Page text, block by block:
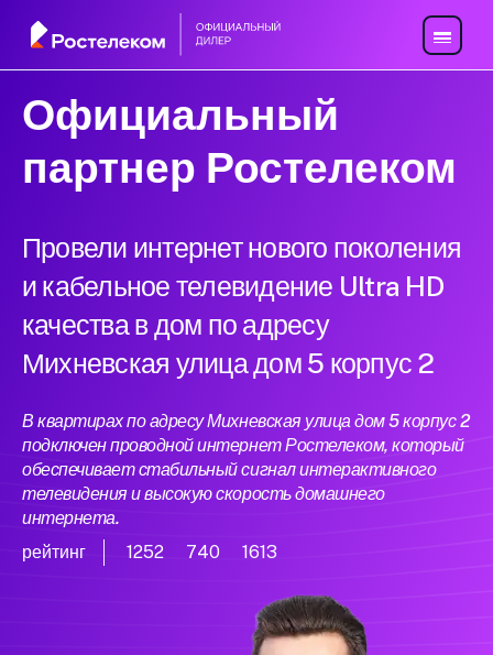
Официальный
партнер Ростелеком
Провели интернет нового поколения
и кабельное телевидение Ultra HD
качества в дом по адресу
Михневская улица дом 5 корпус 2
В квартирах по адресу Михневская улица дом 5 корпус 2
подключен проводной интернет Ростелеком, который
обеспечивает стабильный сигнал интерактивного
телевидения и высокую скорость домашнего
интернета.
рейтинг
1252 740 1613